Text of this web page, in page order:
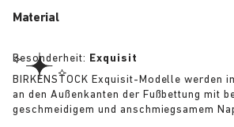
abgestimmtem Premium-Nappaleder
Material
Besonderheit: Exquisit
BIRKENSTOCK Exquisit-Modelle werden
an den Außenkanten der Fußbettung mit
geschmeidigem und anschmiegsamem